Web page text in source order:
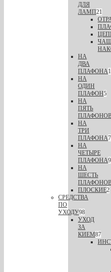
ДЛЯ
ЛАМП21
НА
ДВА
ПЛАФОНА1
НА
ОДИН
ПЛАФОН5
НА
ПЯТЬ
НА
ТРИ
ПЛАФОНА7
НА
ЧЕТЫРЕ
ПЛАФОНА9
НА
ШЕСТЬ
ПЛОСКИЕ2
СРЕДСТВА
ПО
УХОДУ98
УХОД
ЗА
КИЕМ87